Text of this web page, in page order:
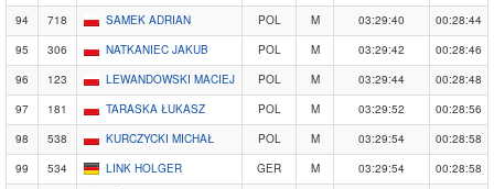
94
718 SAMEK ADRIAN POL M 03:29:40
00:28:44
95
306 NATKANIEC JAKUB POL M 03:29:42
00:28:46
96
123 LEWANDOWSKI MACIEJ POL M 03:29:44
00:28:48
97
181 TARASKA ŁUKASZ POL M 03:29:52
00:28:56
98
538 KURCZYCKI MICHAŁ POL M 03:29:54
00:28:58
99
534 LINK HOLGER GER M 03:29:54
00:28:58